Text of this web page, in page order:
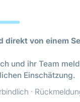
direkt von einem
und ihr Team
Einschätzung.
·